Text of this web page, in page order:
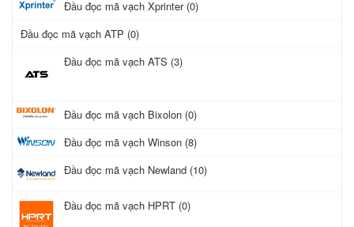
Đầu đọc mã vạch Xprinter (0)
Đầu đọc mã vạch ATP (0)
Đầu đọc mã vạch ATS (3)
Đầu đọc mã vạch Bixolon (0)
Đầu đọc mã vạch Winson (8)
Đầu đọc mã vạch Newland (10)
Đầu đọc mã vạch HPRT (0)